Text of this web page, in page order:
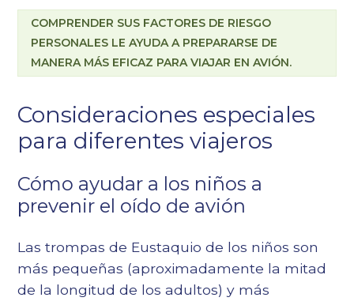
COMPRENDER SUS FACTORES DE RIESGO
PERSONALES LE AYUDA A PREPARARSE DE
MANERA MÁS EFICAZ PARA VIAJAR EN AVIÓN.
Consideraciones especiales
para diferentes viajeros
Cómo ayudar a los niños a
prevenir el oído de avión
Las trompas de Eustaquio de los niños son
más pequeñas (aproximadamente la mitad
de la longitud de los adultos) y más